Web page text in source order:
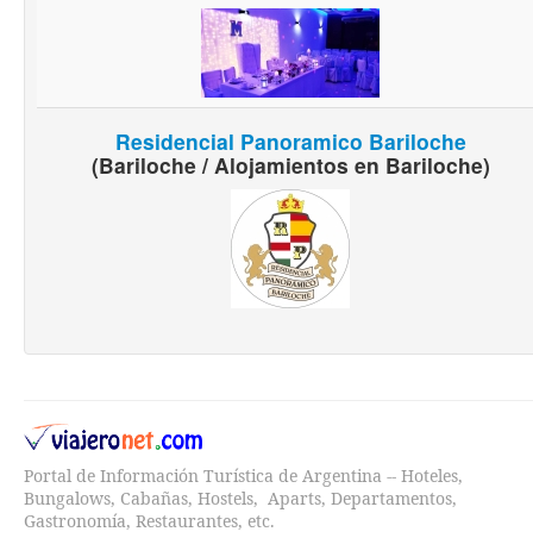
Residencial Panoramico Bariloche
(Bariloche / Alojamientos en Bariloche)
Portal de Información Turística de Argentina -- Hoteles,
Bungalows, Cabañas, Hostels, Aparts, Departamentos,
Gastronomía, Restaurantes, etc.